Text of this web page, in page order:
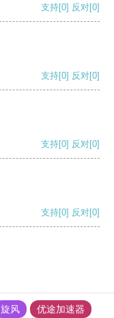
支持[0] 反对[0]
支持[0] 反对[0]
支持[0] 反对[0]
支持[0] 反对[0]
旋风 优途加速器